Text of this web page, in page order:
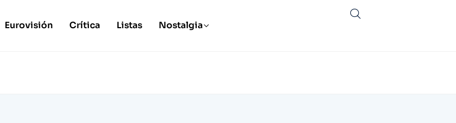
Eurovisión Crítica Listas Nostalgia